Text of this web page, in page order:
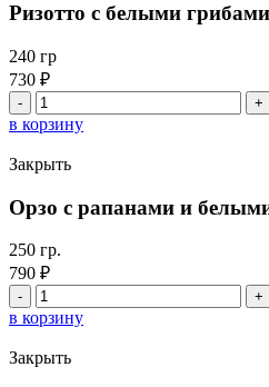
и
Ризотто с белыми
240 гр
730 ₽
Количество
товара
Ризотто
с
белыми
и
"Пармезан"
в корзину
Закрыть
Орзо с рапанами и
250 гр.
790 ₽
Количество
товара
Орзо
с
рапанами
в корзину
Закрыть